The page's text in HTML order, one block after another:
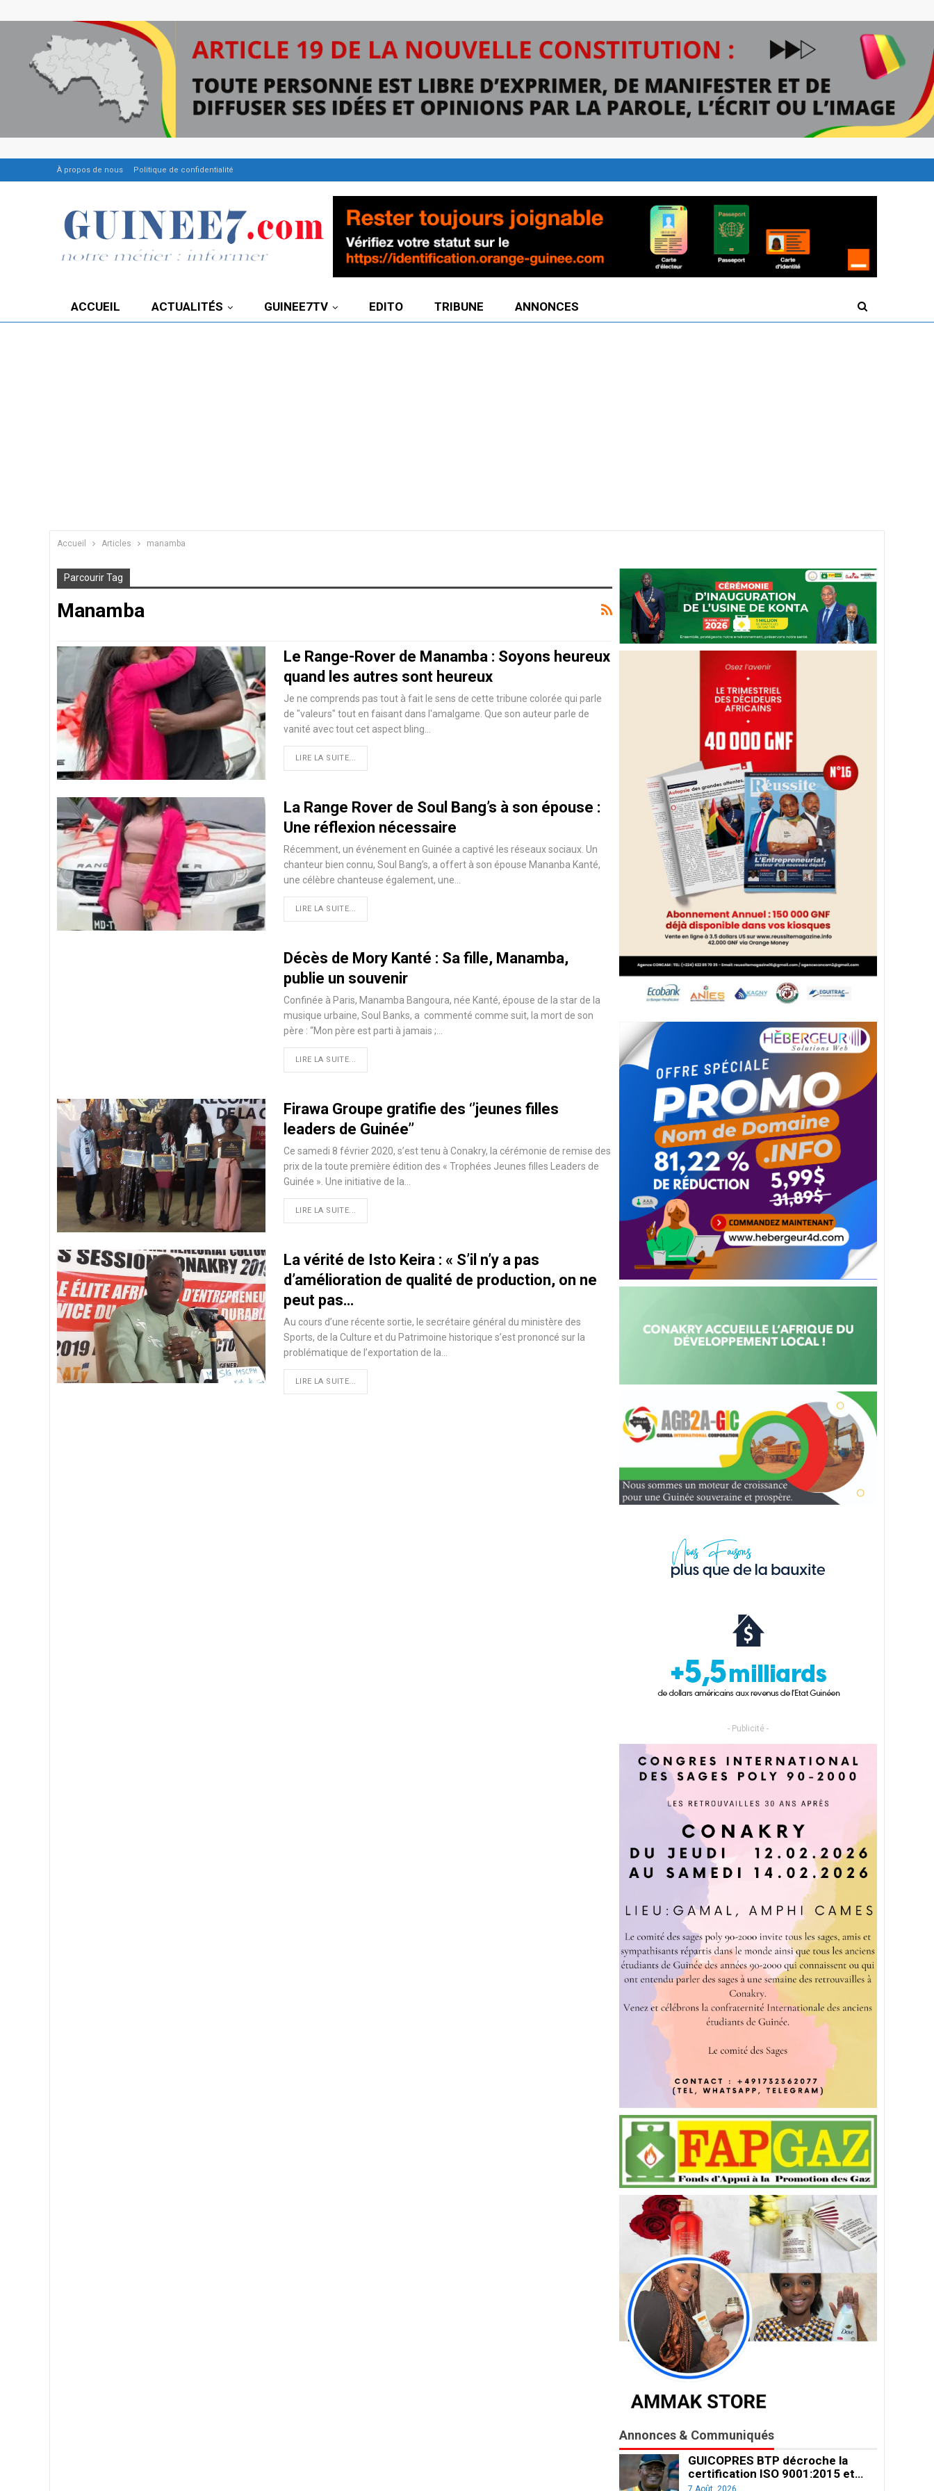
À propos de nous Politique de confidentialité
ACCUEIL ACTUALITÉS GUINEE7TV EDITO TRIBUNE ANNONCES
Accueil Articles manamba
Parcourir Tag
Manamba
Le Range-Rover de Manamba : Soyons heureux
quand les autres sont heureux
Je ne comprends pas tout à fait le sens de cette tribune colorée qui parle
de "valeurs" tout en faisant dans l'amalgame. Que son auteur parle de
vanité avec tout cet aspect bling…
LIRE LA SUITE...
La Range Rover de Soul Bang’s à son épouse :
Une réflexion nécessaire
Récemment, un événement en Guinée a captivé les réseaux sociaux. Un
chanteur bien connu, Soul Bang’s, a offert à son épouse Mananba Kanté,
une célèbre chanteuse également, une…
LIRE LA SUITE...
Décès de Mory Kanté : Sa fille, Manamba,
publie un souvenir
Confinée à Paris, Manamba Bangoura, née Kanté, épouse de la star de la
musique urbaine, Soul Banks, a commenté comme suit, la mort de son
père : ‘‘Mon père est parti à jamais ;
LIRE LA SUITE...
Firawa Groupe gratifie des ‘’jeunes filles
leaders de Guinée’’
Ce samedi 8 février 2020, s’est tenu à Conakry, la cérémonie de remise des
prix de la toute première édition des « Trophées Jeunes filles Leaders de
Guinée ». Une initiative de la
LIRE LA SUITE...
La vérité de Isto Keira : « S’il n’y a pas
d’amélioration de qualité de production, on ne
peut pas…
Au cours d’une récente sortie, le secrétaire général du ministère des
Sports, de la Culture et du Patrimoine historique s’est prononcé sur la
problématique de l’exportation de la
LIRE LA SUITE...
- Publicité -
Annonces & Communiqués
GUICOPRES BTP décroche la
certification ISO 9001:2015 et…